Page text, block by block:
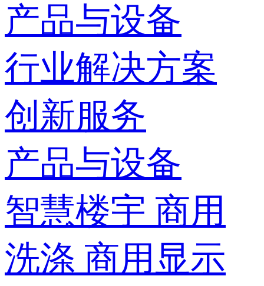
产品与设备
行业解决方案
创新服务
产品与设备
智慧楼宇 商用
洗涤 商用显示